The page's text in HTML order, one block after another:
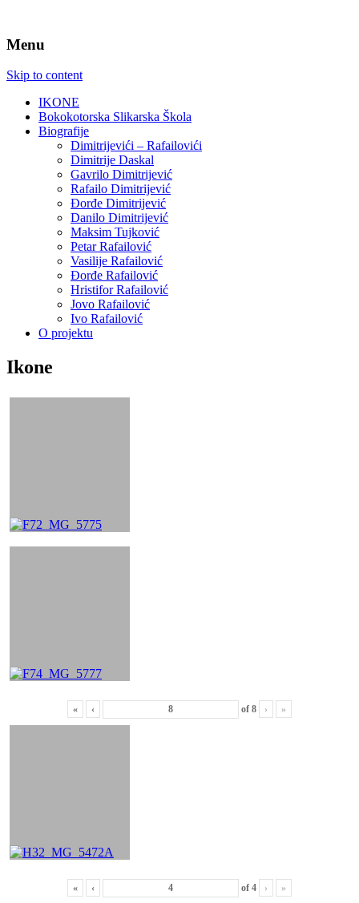
Menu
Skip to content
IKONE
Bokokotorska Slikarska Škola
Biografije
Dimitrijevići – Rafailovići
Dimitrije Daskal
Gavrilo Dimitrijević
Rafailo Dimitrijević
Đorđe Dimitrijević
Danilo Dimitrijević
Maksim Tujković
Petar Rafailović
Vasilije Rafailović
Đorđe Rafailović
Hristifor Rafailović
Jovo Rafailović
Ivo Rafailović
O projektu
Ikone
« ‹ of 8 › »
« ‹ of 4 › »